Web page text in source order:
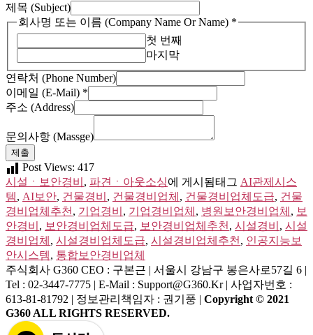
제목 (Subject)
회사명 또는 이름 (Company Name Or Name) *
첫 번째
마지막
연락처 (Phone Number)
이메일 (E-Mail) *
회
명
(Massge)
Or
주소 (Address)
문의사항 (Massge)
제출
Post Views: 417
시설ㆍ보안경비 , 파견ㆍ아웃소싱에 게시됨태그 AI관제시스
템, AI보안, 건물경비 , 건물경비업체 , 건물경비업체도급, 건물
경비업체추천, 기업경비 , 기업경비업체 , 병원보안경비업체 , 보
안경비 , 보안경비업체도급, 보안경비업체추천, 시설경비 , 시설
경비업체 , 시설경비업체도급, 시설경비업체추천, 인공지능보
안시스템, 통합보안경비업체
주식회사 G360 CEO : 구본근 | 서울시 강남구 봉은사로57길 6 |
Tel : 02-3447-7775 | E-Mail : Support@g360.kr | 사업자번호 :
613-81-81792 | 정보관리책임자 : 권기풍 | Copyright © 2021
G360 ALL RIGHTS RESERVED.